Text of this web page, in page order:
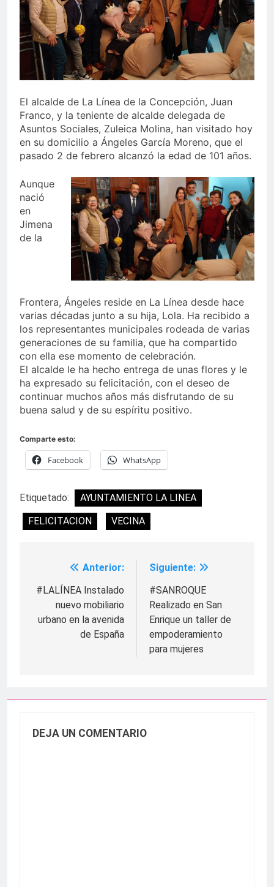
echa el cierre con éxito
rotundo
2 Semanas Atrás
La Mancomunidad y el
Banco de Alimentos del
Campo de Gibraltar renuevan
su convenio de colaboración
2 Semanas Atrás
Tráfico especial para
a Santa Bárbara
2 Semanas Atrás
La feria se despide por todo
lo alto: Antonio José,
fuegos artificiales y música
hasta el amanecer
2 Semanas Atrás
El alcalde de La Línea de la Concepción, Juan
Franco, y la teniente de alcalde delegada de
Asuntos Sociales, Zuleica Molina, han visitado hoy
en su domicilio a Ángeles García Moreno, que el
pasado 2 de febrero alcanzó la edad de 101 años.
Aunque
nació
en
Jimena
de la
Frontera, Ángeles reside en La Línea desde hace
varias décadas junto a su hija, Lola. Ha recibido a
los representantes municipales rodeada de varias
generaciones de su familia, que ha compartido
con ella ese momento de celebración.
El alcalde le ha hecho entrega de unas flores y le
ha expresado su felicitación, con el deseo de
continuar muchos años más disfrutando de su
buena salud y de su espíritu positivo.
Comparte esto:
Facebook WhatsApp
Etiquetado:
AYUNTAMIENTO LA LINEA
FELICITACION
VECINA
Navegación
de
entradas
Anterior:
#LALÍNEA Instalado
nuevo mobiliario
urbano en la avenida
de España
Siguiente:
#SANROQUE
Realizado en San
Enrique un taller de
empoderamiento
para mujeres
DEJA UN COMENTARIO